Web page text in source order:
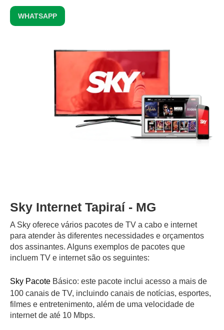
WHATSAPP
Sky Internet Tapiraí - MG
A Sky oferece vários pacotes de TV a cabo e internet
para atender às diferentes necessidades e orçamentos
dos assinantes. Alguns exemplos de pacotes que
incluem TV e internet são os seguintes:
Sky Pacote Básico: este pacote inclui acesso a mais de
100 canais de TV, incluindo canais de notícias, esportes,
filmes e entretenimento, além de uma velocidade de
internet de até 10 Mbps.